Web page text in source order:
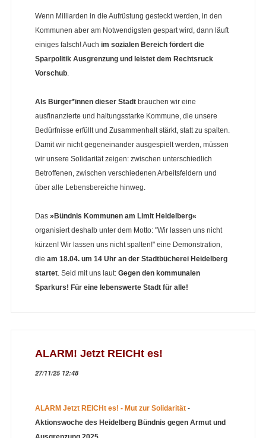
Wenn Milliarden in die Aufrüstung gesteckt werden, in den
Kommunen aber am Notwendigsten gespart wird, dann läuft
einiges falsch! Auch im sozialen Bereich fördert die
Sparpolitik Ausgrenzung und leistet dem Rechtsruck
Vorschub.
Als Bürger*innen dieser Stadt brauchen wir eine
ausfinanzierte und haltungsstarke Kommune, die unsere
Bedürfnisse erfüllt und Zusammenhalt stärkt, statt zu spalten.
Damit wir nicht gegeneinander ausgespielt werden, müssen
wir unsere Solidarität zeigen: zwischen unterschiedlich
Betroffenen, zwischen verschiedenen Arbeitsfeldern und
über alle Lebensbereiche hinweg.
Das »Bündnis Kommunen am Limit Heidelberg«
organisiert deshalb unter dem Motto: "Wir lassen uns nicht
kürzen! Wir lassen uns nicht spalten!" eine Demonstration,
die am 18.04. um 14 Uhr an der Stadtbücherei Heidelberg
startet. Seid mit uns laut: Gegen den kommunalen
Sparkurs! Für eine lebenswerte Stadt für alle!
ALARM! Jetzt REICHt es!
27/11/25 12:48
ALARM Jetzt REICHt es! - Mut zur Solidarität-
Aktionswoche des Heidelberg Bündnis gegen Armut und